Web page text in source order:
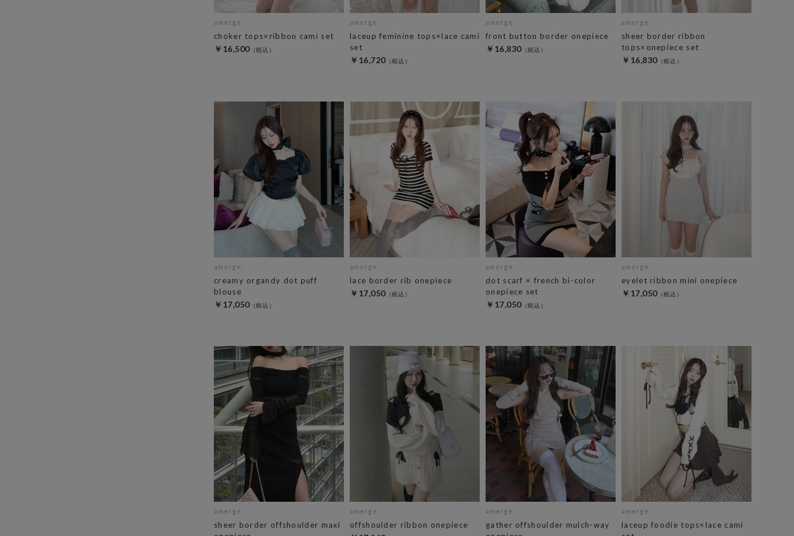
amerge.
choker tops×ribbon cami set
￥16,500
amerge.
laceup feminine tops×lace cami
set
￥16,720
amerge.
front button border onepiece
￥16,830
amerge.
sheer border ribbon
tops×onepiece set
￥16,830
amerge.
creamy organdy dot puff
blouse
￥17,050
amerge.
lace border rib onepiece
￥17,050
amerge.
dot scarf × french bi-color
onepiece set
￥17,050
amerge.
eyelet ribbon mini onepiece
￥17,050
amerge.
sheer border offshoulder maxi
amerge.
offshoulder ribbon onepiece
amerge.
gather offshoulder mulch-way
amerge.
laceup foodie tops×lace cami